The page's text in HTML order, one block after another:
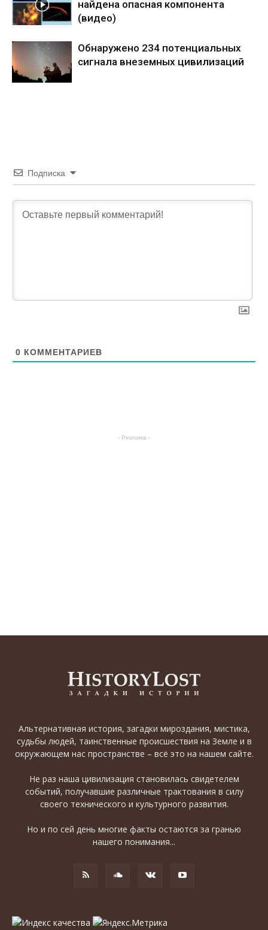
найдена опасная компонента
(видео)
Обнаружено 234 потенциальных
сигнала внеземных цивилизаций
Подписка
0 КОММЕНТАРИЕВ
- Реклама -
Альтернативная история, загадки мироздания, мистика,
судьбы людей, таинственные происшествия на Земле и в
окружающем нас пространстве – всё это на нашем сайте.
Не раз наша цивилизация становилась свидетелем
событий, получавшие различные трактования в силу
своего технического и культурного развития.
Но и по сей день многие факты остаются за гранью
нашего понимания...